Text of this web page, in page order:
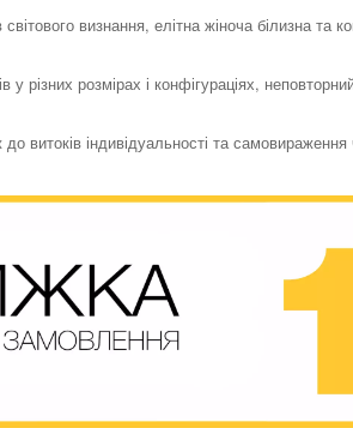
визнання, елітна жіноча білизна
розмірах і конфігураціях,
витоків індивідуальності та